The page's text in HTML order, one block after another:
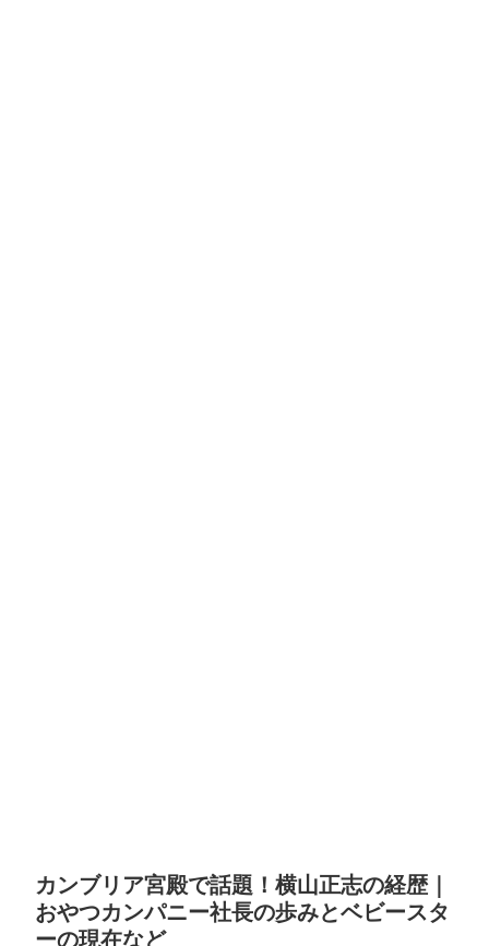
カンブリア宮殿で話題！横山正志の経歴｜
おやつカンパニー社長の歩みとベビースタ
ーの現在など